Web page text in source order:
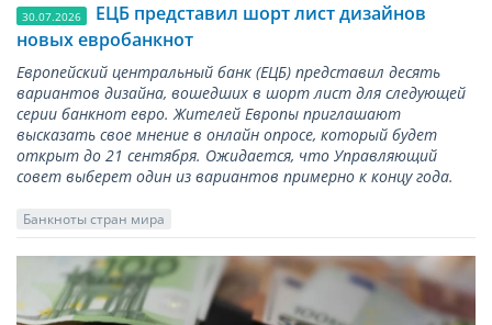
30.07.2026
ЕЦБ представил шорт лист дизайнов
новых евробанкнот
Европейский центральный банк (ЕЦБ) представил десять
вариантов дизайна, вошедших в шорт лист для следующей
серии банкнот евро. Жителей Европы приглашают
высказать свое мнение в онлайн опросе, который будет
открыт до 21 сентября. Ожидается, что Управляющий
совет выберет один из вариантов примерно к концу года.
Банкноты стран мира